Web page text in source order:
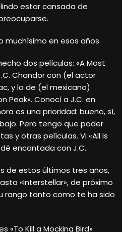
estar cansada de
muchísimo en esos años.
dos películas: «A Most
Chandor con (el actor
y la de (el mexicano)
Peak». Conocí a J.C. en
es una prioridad: bueno, sí,
Pero tengo que poder
y otras películas. Vi «All Is
encantada con J.C.
de estos últimos tres años,
«Interstellar», de próximo
rango tanto como te ha sido
«To Kill a Mocking Bird»